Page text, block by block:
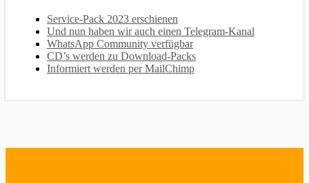
Service-Pack 2023 erschienen
Und nun haben wir auch einen Telegram-Kanal
WhatsApp Community verfügbar
CD’s werden zu Download-Packs
Informiert werden per MailChimp